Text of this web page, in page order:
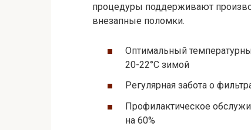
процедуры поддерживают
внезапные поломки.
Оптимальный
20-22°C зимой
Регулярная забота о
Профилактическое
на 60%